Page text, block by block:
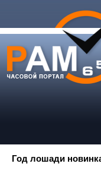
Год лошади